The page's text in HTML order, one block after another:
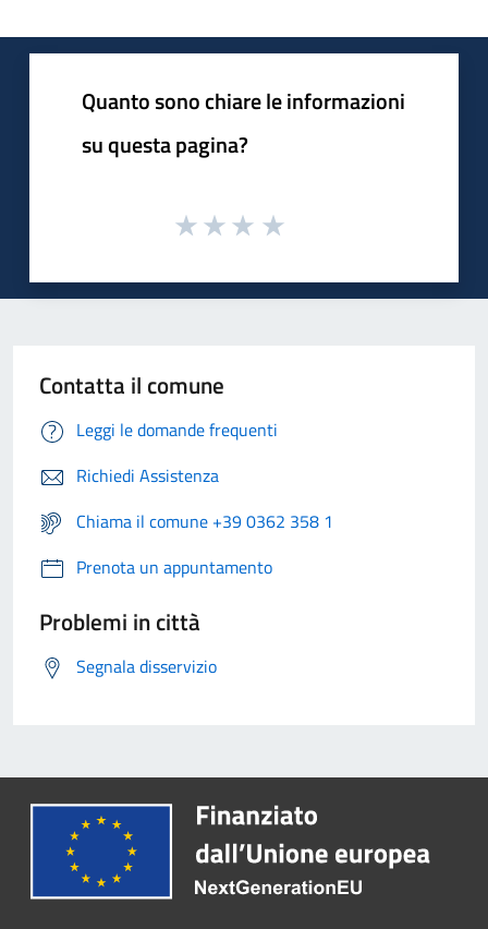
Quanto sono chiare le informazioni
su questa pagina?
Contatta il comune
Leggi le domande frequenti
Richiedi Assistenza
Chiama il comune +39 0362 358 1
Prenota un appuntamento
Problemi in città
Segnala disservizio